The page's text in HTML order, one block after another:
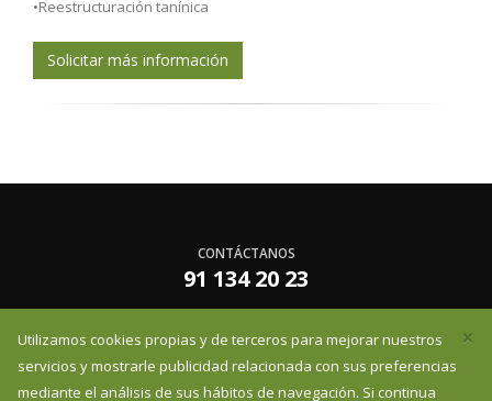
•Reestructuración tanínica
Solicitar más información
CONTÁCTANOS
91 134 20 23
infoessentzia@essentzia.es ×
Utilizamos cookies propias y de terceros para mejorar nuestros
servicios y mostrarle publicidad relacionada con sus preferencias
mediante el análisis de sus hábitos de navegación. Si continua